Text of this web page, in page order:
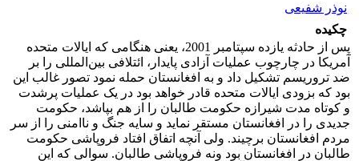
نوذر شفیعی
چکیده
پس از حادثه یازده سپتامبر 2001، یعنی هنگامی که ایالات متحده
آمریکا در چارچوب عملیات آزادی پایدار، ائتلافی بین‌المللی را بر
ضد تروریسم تشکیل داد و به افغانستان حمله نمود تصور غالب این
بود که بزودی ایالات متحده قادر خواهد بود در یک عملیات پرشدت
و کوتاه مدت شیرازه حکومت طالبان را از هم بپاشد، حکومت
جدیدی را در افغانستان مستقر نماید و سایه جنگ و ناامنی را از سر
مردم افغانستان برچیند. ولی آنچه اتفاق افتاد فروپاشی حکومت
طالبان در افغانستان بود ونه فروپاشی طالبان. سوالی که این